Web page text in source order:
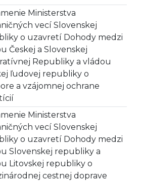
Ministerstva
vecí Slovenskej
o uzavretí Dohody medzi
Českej a Slovenskej
Republiky a vládou
ľudovej republiky o
a vzájomnej ochrane
Ministerstva
vecí Slovenskej
o uzavretí Dohody medzi
Slovenskej republiky a
Litovskej republiky o
cestnej doprave